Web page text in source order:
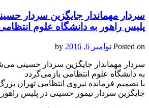
سردار مهماندار جایگزین سردار
پلیس راهور به دانشگاه علوم
Posted on نوامبر 6, 2016
سردار مهماندار جایگزین سردار حسینی
به دانشگاه علوم انتظامی بازمی‌گردد
با تصمیم فرمانده نیروی انتظامی تهران
جایگزین سردار تیمور حسینی در پلیس‌